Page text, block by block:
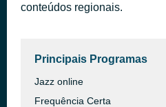
conteúdos regionais.
Principais Programas
Jazz online
Frequência Certa